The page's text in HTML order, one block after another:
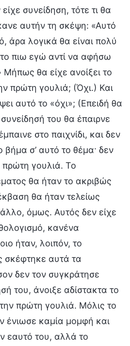
συνείδηση, τότε τι θα
αυτήν τη σκέψη: «Αυτό
άρα λογικά θα είναι πολύ
το πιω εγώ αντί να αφήσω
Μήπως θα είχε ανοίξει το
πρώτη γουλιά; (Όχι.) Και
αυτό το «όχι»; (Επειδή θα
του θα έπαιρνε
στο παιχνίδι, και δεν
σ’ αυτό το θέμα· δεν
πρώτη γουλιά. Το
θα ήταν το ακριβώς
θα ήταν τελείως
όμως. Αυτός δεν είχε
κανένα
ήταν, λοιπόν, το
σκέφτηκε αυτά τα
δεν τον συγκράτησε
του, άνοιξε αδίστακτα το
πρώτη γουλιά. Μόλις το
ένιωσε καμία μομφή και
εαυτό του, αλλά το